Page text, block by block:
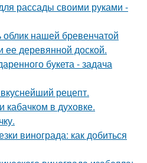
рассады своими руками -
нашей бревенчатой
ее деревянной доской.
букета - задача
рецепт.
в духовке.
винограда: как добиться